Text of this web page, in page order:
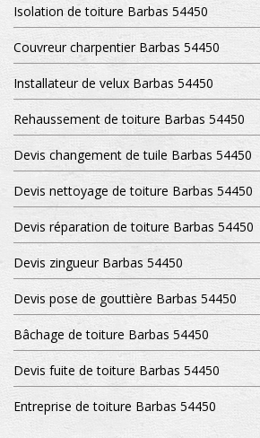
Isolation de toiture Barbas 54450
Couvreur charpentier Barbas 54450
Installateur de velux Barbas 54450
Rehaussement de toiture Barbas 54450
Devis changement de tuile Barbas 54450
Devis nettoyage de toiture Barbas 54450
Devis réparation de toiture Barbas 54450
Devis zingueur Barbas 54450
Devis pose de gouttière Barbas 54450
Bâchage de toiture Barbas 54450
Devis fuite de toiture Barbas 54450
Entreprise de toiture Barbas 54450